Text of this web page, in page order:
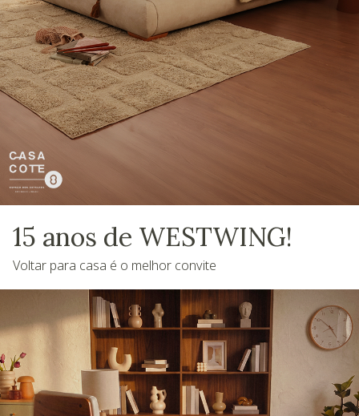
15 anos de WESTWING!
Voltar para casa é o melhor convite